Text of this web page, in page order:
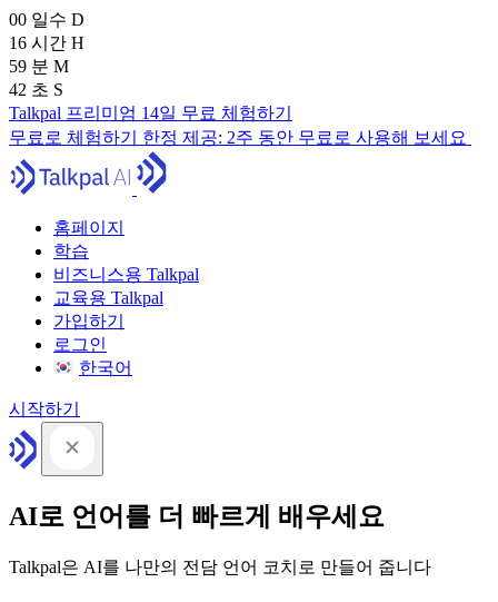
00 일수 D
16 시간 H
59 분 M
41 초 S
Talkpal 프리미엄 14일 무료 체험하기
무료로 체험하기 한정 제공: 2주 동안 무료로 사용해 보세요
홈페이지
학습
비즈니스용 Talkpal
교육용 Talkpal
가입하기
로그인
한국어
시작하기
AI로 언어를 더 빠르게 배우세요
Talkpal은 AI를 나만의 전담 언어 코치로 만들어 줍니다